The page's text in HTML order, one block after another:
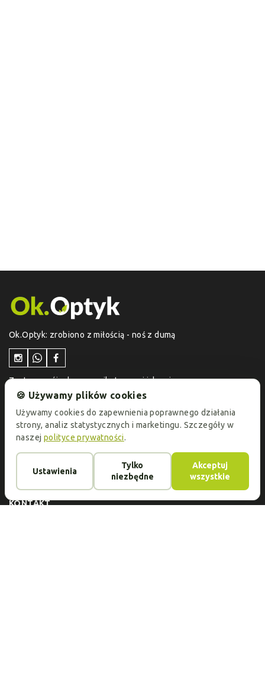
Ok.Optyk: zrobiono z miłością - noś z dumą
Zostaw swój adres e-mail otrzymuj jako pierwszy
informacje o aktualnych promocjach i ofertach
KATALOG
Szkła okularowe
O FIRMIE
UsługiKontaktOpiniePłatność i dostawaArtykuły
KONTAKT
🍪 Używamy plików cookies
Używamy cookies do zapewnienia poprawnego działania
strony, analiz statystycznych i marketingu. Szczegóły w
naszej polityce prywatności.
Ustawienia
Tylko
niezbędne
Akceptuj
wszystkie